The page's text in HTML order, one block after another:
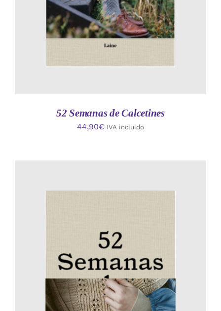
52 Semanas de Calcetines
44,90€ IVA incluido
AÑADIR AL CARRITO
/
DETALLES